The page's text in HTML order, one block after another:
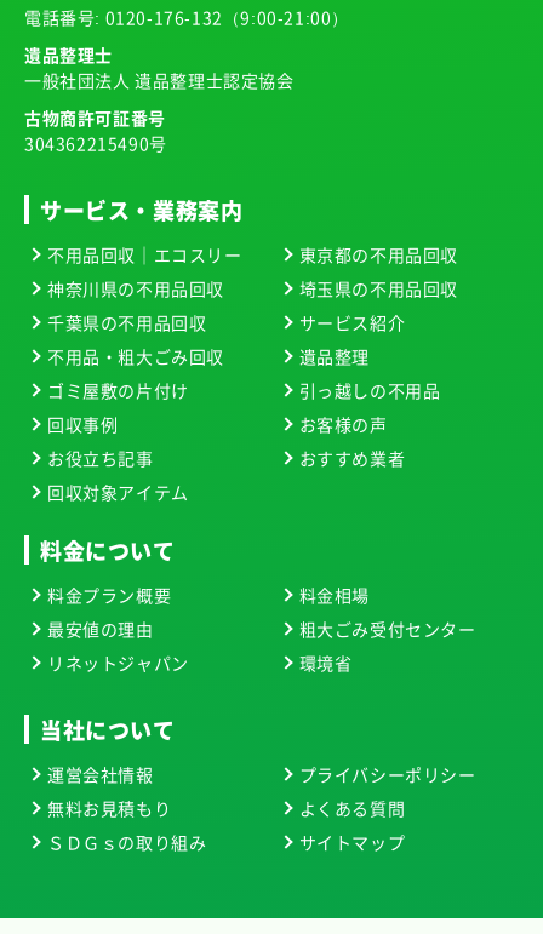
電話番号: 0120-176-132 （9:00-21:00）
遺品整理士
一般社団法人 遺品整理士認定協会
古物商許可証番号
304362215490号
サービス・業務案内
不用品回収｜エコスリー
東京都の不用品回収
神奈川県の不用品回収
埼玉県の不用品回収
千葉県の不用品回収
サービス紹介
不用品・粗大ごみ回収
遺品整理
ゴミ屋敷の片付け
引っ越しの不用品
回収事例
お客様の声
お役立ち記事
おすすめ業者
回収対象アイテム
料金について
料金プラン概要
料金相場
最安値の理由
粗大ごみ受付センター
リネットジャパン
環境省
当社について
運営会社情報
プライバシーポリシー
無料お見積もり
よくある質問
ＳＤＧｓの取り組み
サイトマップ